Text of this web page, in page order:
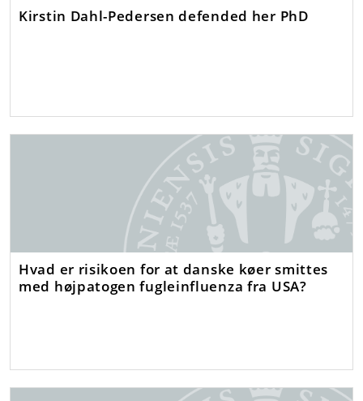
Kirstin Dahl-Pedersen defended her PhD
Hvad er risikoen for at danske køer smittes
med højpatogen fugleinfluenza fra USA?